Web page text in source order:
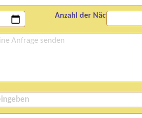
Anzahl der Nächte: